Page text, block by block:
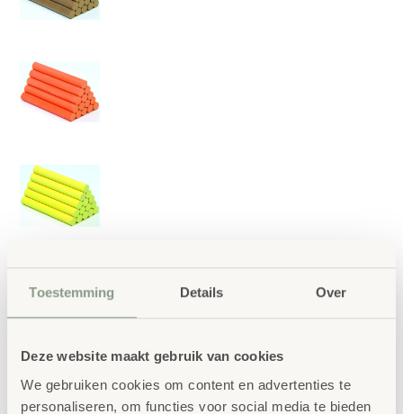
Toestemming Details Over
Deze website maakt gebruik van cookies
We gebruiken cookies om content en advertenties te
personaliseren, om functies voor social media te bieden
Schoolbord Krijt Wit